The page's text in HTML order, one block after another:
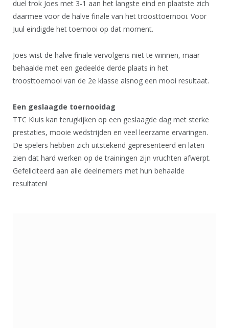
duel trok Joes met 3-1 aan het langste eind en plaatste zich
daarmee voor de halve finale van het troosttoernooi. Voor
Juul eindigde het toernooi op dat moment.
Joes wist de halve finale vervolgens niet te winnen, maar
behaalde met een gedeelde derde plaats in het
troosttoernooi van de 2e klasse alsnog een mooi resultaat.
Een geslaagde toernooidag
TTC Kluis kan terugkijken op een geslaagde dag met sterke
prestaties, mooie wedstrijden en veel leerzame ervaringen.
De spelers hebben zich uitstekend gepresenteerd en laten
zien dat hard werken op de trainingen zijn vruchten afwerpt.
Gefeliciteerd aan alle deelnemers met hun behaalde
resultaten!